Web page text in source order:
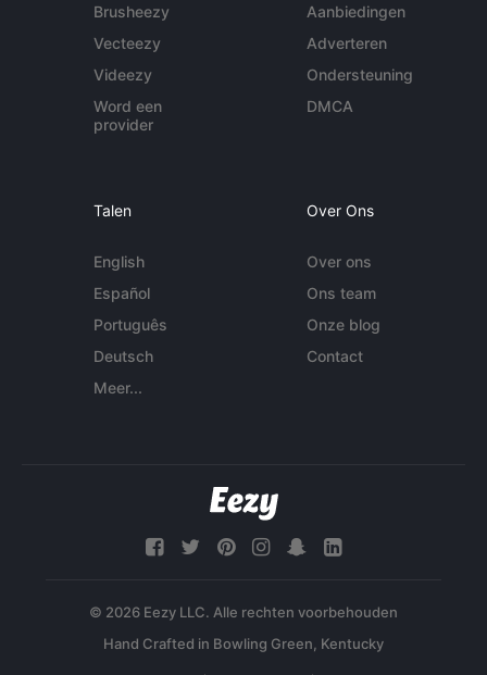
Brusheezy
Vecteezy
Videezy
Word een
provider
Aanbiedingen
Adverteren
Ondersteuning
DMCA
Talen
English
Español
Português
Deutsch
Meer...
Over Ons
Over ons
Ons team
Onze blog
Contact
© 2026 Eezy LLC. Alle rechten voorbehouden